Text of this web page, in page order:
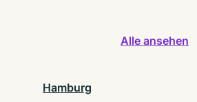
Alle ansehen
Hamburg